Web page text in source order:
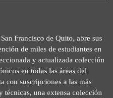
Francisco de Quito, abre sus
de miles de estudiantes en
y actualizada colección
en todas las áreas del
con suscripciones a las más
técnicas, una extensa colección